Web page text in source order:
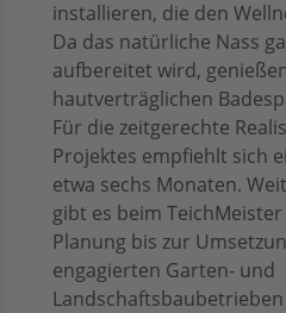
installieren, die den
Da das natürliche Nass
aufbereitet wird,
hautverträglichen
Für die zeitgerechte
Projektes empfiehlt sich
etwa sechs Monaten.
gibt es beim
Planung bis zur
engagierten Garten- und